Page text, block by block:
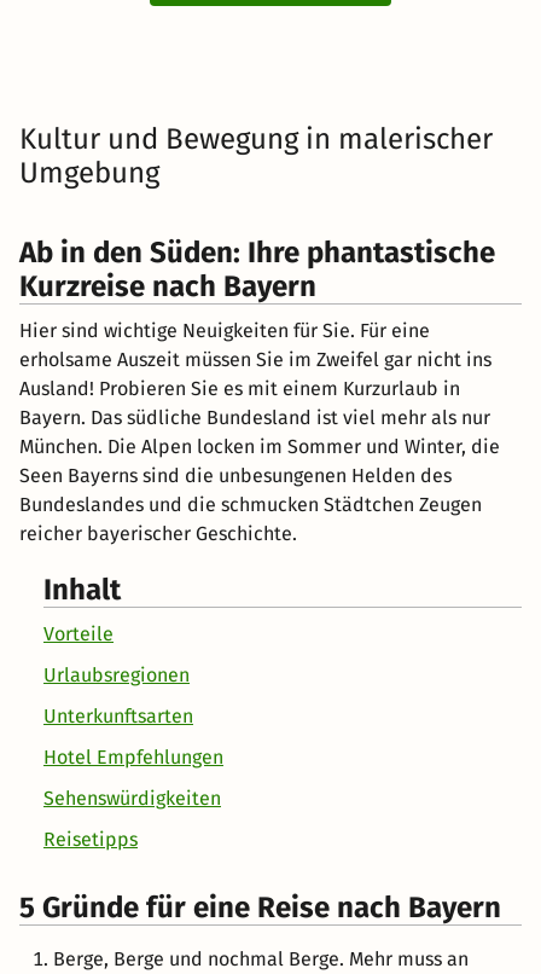
Kultur und Bewegung in malerischer
Umgebung
Ab in den Süden: Ihre phantastische
Kurzreise nach Bayern
Hier sind wichtige Neuigkeiten für Sie. Für eine
erholsame Auszeit müssen Sie im Zweifel gar nicht ins
Ausland! Probieren Sie es mit einem Kurzurlaub in
Bayern. Das südliche Bundesland ist viel mehr als nur
München. Die Alpen locken im Sommer und Winter, die
Seen Bayerns sind die unbesungenen Helden des
Bundeslandes und die schmucken Städtchen Zeugen
reicher bayerischer Geschichte.
Inhalt
Vorteile
Urlaubsregionen
Unterkunftsarten
Hotel Empfehlungen
Sehenswürdigkeiten
Reisetipps
5 Gründe für eine Reise nach Bayern
Berge, Berge und nochmal Berge. Mehr muss an